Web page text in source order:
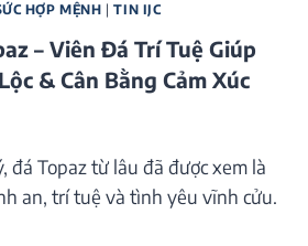
HỢP MỆNH |TIN IJC
– Viên Đá Trí Tuệ Giúp
& Cân Bằng Cảm Xúc
đá Topaz từ lâu đã được xem là
an, trí tuệ và tình yêu vĩnh cửu.